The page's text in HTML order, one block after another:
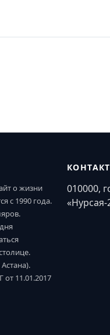
о жизни
с 1990 года.
от 11.01.2017
010000,
«Нурсая-